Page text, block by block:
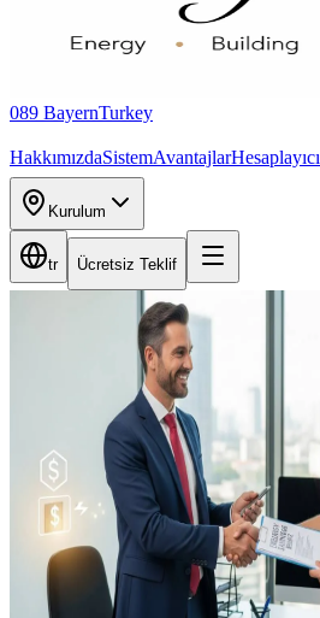
089 BayernTurkey
HakkımızdaSistemAvantajlarHesaplayıcı
Kurulum
tr Ücretsiz Teklif